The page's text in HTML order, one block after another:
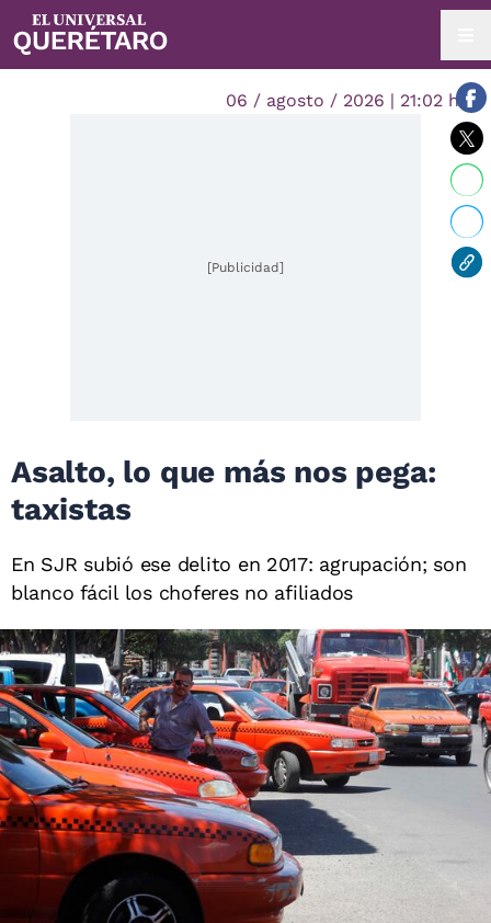
06 / agosto / 2026 | 21:02 hrs.
[Publicidad]
Asalto, lo que más nos pega:
taxistas
En SJR subió ese delito en 2017: agrupación; son
blanco fácil los choferes no afiliados